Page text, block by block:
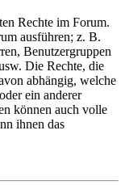
Rechte im Forum.
ausführen; z. B.
Benutzergruppen
Die Rechte, die
abhängig, welche
ein anderer
können auch volle
ihnen das